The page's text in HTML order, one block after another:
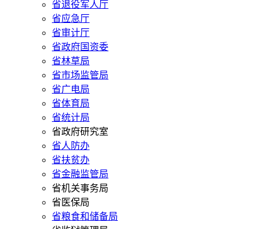
省退役军人厅
省应急厅
省审计厅
省政府国资委
省林草局
省市场监管局
省广电局
省体育局
省统计局
省政府研究室
省人防办
省扶贫办
省金融监管局
省机关事务局
省医保局
省粮食和储备局